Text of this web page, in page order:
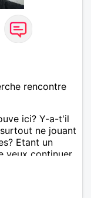
rencontre
ici? Y-a-t'il
ne jouant
Etant un
veux continuer
famille
et autres
ne